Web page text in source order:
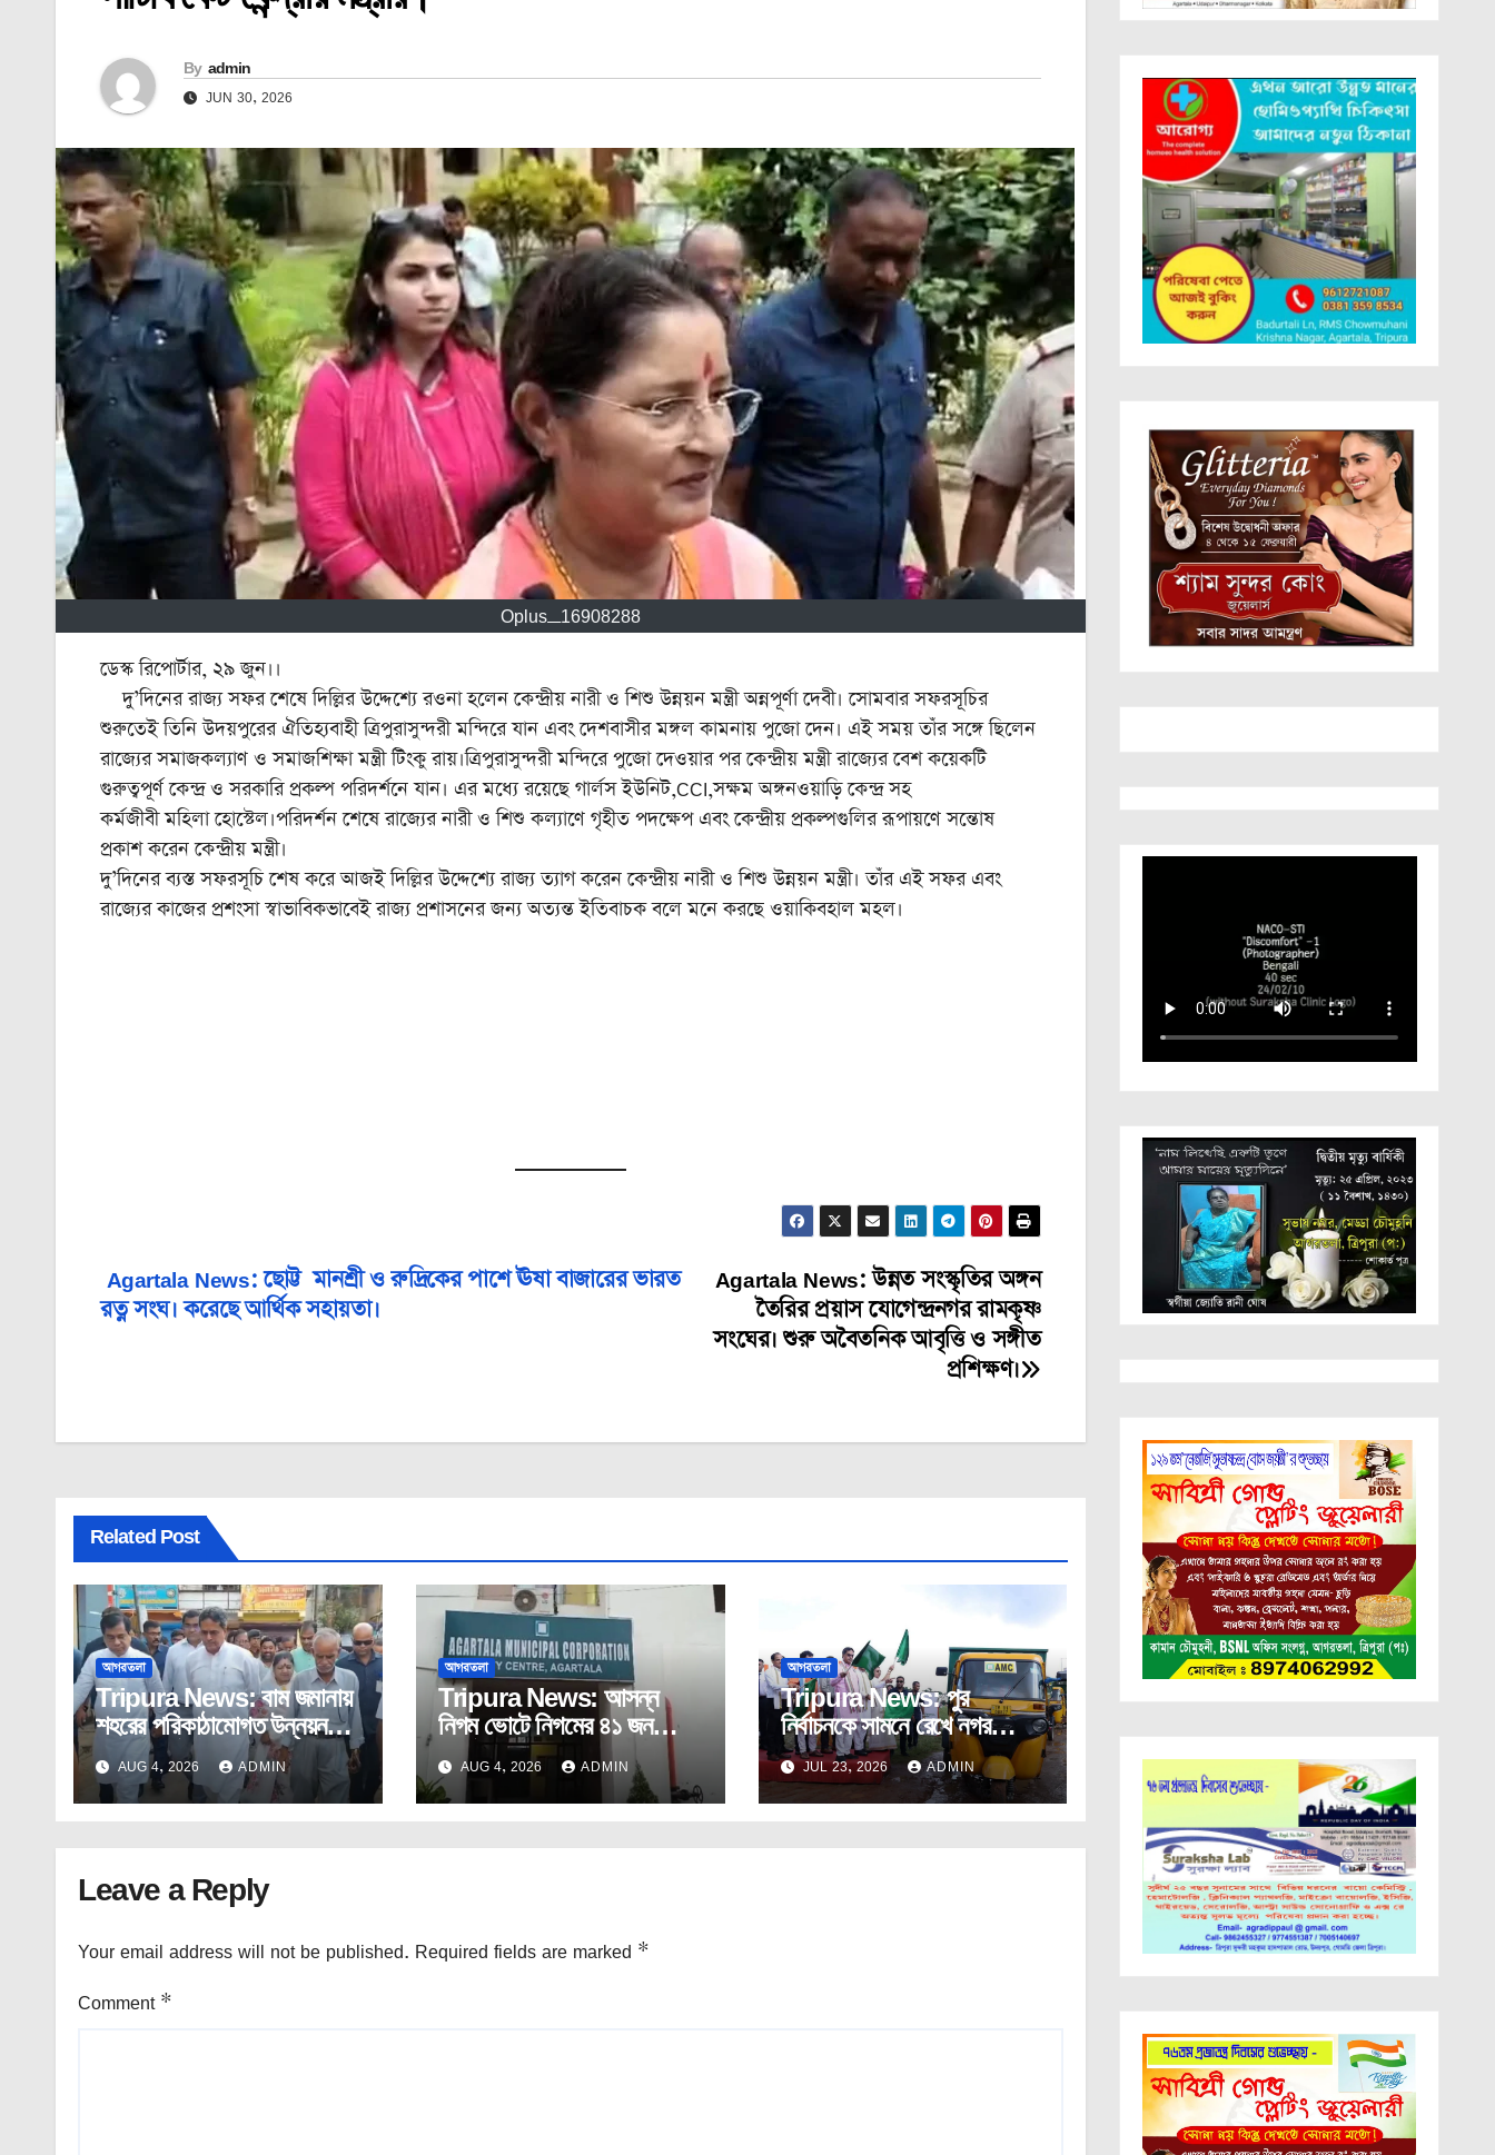
By admin
JUN 30, 2026
Oplus_16908288
ডেস্ক রিপোর্টার, ২৯ জুন।।
দু’দিনের রাজ্য সফর শেষে দিল্লির উদ্দেশ্যে রওনা হলেন কেন্দ্রীয় নারী ও শিশু উন্নয়ন মন্ত্রী অন্নপূর্ণা দেবী। সোমবার সফরসূচির
শুরুতেই তিনি উদয়পুরের ঐতিহ্যবাহী ত্রিপুরাসুন্দরী মন্দিরে যান এবং দেশবাসীর মঙ্গল কামনায় পুজো দেন। এই সময় তাঁর সঙ্গে ছিলেন
রাজ্যের সমাজকল্যাণ ও সমাজশিক্ষা মন্ত্রী টিংকু রায়।ত্রিপুরাসুন্দরী মন্দিরে পুজো দেওয়ার পর কেন্দ্রীয় মন্ত্রী রাজ্যের বেশ কয়েকটি
গুরুত্বপূর্ণ কেন্দ্র ও সরকারি প্রকল্প পরিদর্শনে যান। এর মধ্যে রয়েছে গার্লস ইউনিট,CCI,সক্ষম অঙ্গনওয়াড়ি কেন্দ্র সহ
কর্মজীবী মহিলা হোস্টেল।পরিদর্শন শেষে রাজ্যের নারী ও শিশু কল্যাণে গৃহীত পদক্ষেপ এবং কেন্দ্রীয় প্রকল্পগুলির রূপায়ণে সন্তোষ
প্রকাশ করেন কেন্দ্রীয় মন্ত্রী।
দু’দিনের ব্যস্ত সফরসূচি শেষ করে আজই দিল্লির উদ্দেশ্যে রাজ্য ত্যাগ করেন কেন্দ্রীয় নারী ও শিশু উন্নয়ন মন্ত্রী। তাঁর এই সফর এবং
রাজ্যের কাজের প্রশংসা স্বাভাবিকভাবেই রাজ্য প্রশাসনের জন্য অত্যন্ত ইতিবাচক বলে মনে করছে ওয়াকিবহাল মহল।
Post
navigation
Agartala News: উন্নত সংস্কৃতির অঙ্গন
তৈরির প্রয়াস যোগেন্দ্রনগর রামকৃষ্ণ
সংঘের। শুরু অবৈতনিক আবৃত্তি ও সঙ্গীত
প্রশিক্ষণ।
Agartala News: ছোট্ট মানশ্রী ও রুদ্রিকের পাশে ঊষা বাজারের ভারত
রত্ন সংঘ। করেছে আর্থিক সহায়তা।
Related Post
আগরতলা
Tripura News: বাম জমানায়
শহরের পরিকাঠামোগত উন্নয়ন
ছিল সম্পূর্ণ উপেক্ষিত: মুখ্যমন্ত্রী
AUG 4, 2026 ADMIN
আগরতলা
Tripura News: আসন্ন
নিগম ভোটে নিগমের ৪১ জন
কর্পোরেটরকে টিকিট দেবে না
ভাজপা!
AUG 4, 2026 ADMIN
আগরতলা
Tripura News: পুর
নির্বাচনকে সামনে রেখে নগর
উন্নয়নে একাধিক জনমুখী প্রকল্পের
উদ্বোধন।
JUL 23, 2026 ADMIN
Leave a Reply
Your email address will not be published. Required fields are marked *
Comment *